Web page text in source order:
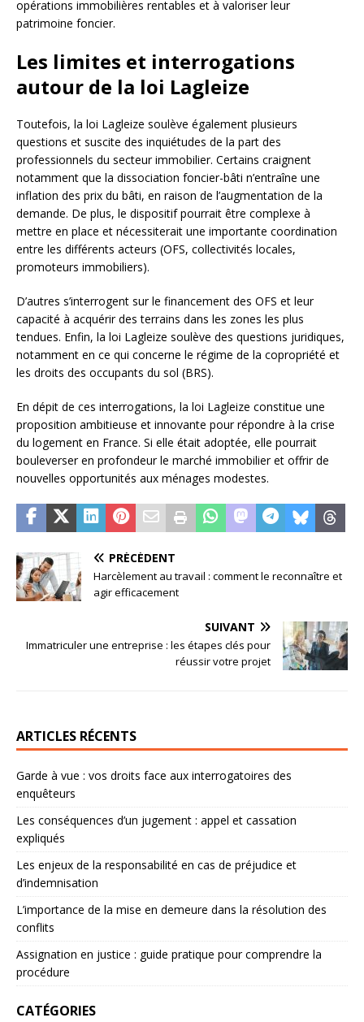
opérations immobilières rentables et à valoriser leur
patrimoine foncier.
Les limites et interrogations
autour de la loi Lagleize
Toutefois, la loi Lagleize soulève également plusieurs
questions et suscite des inquiétudes de la part des
professionnels du secteur immobilier. Certains craignent
notamment que la dissociation foncier-bâti n’entraîne une
inflation des prix du bâti, en raison de l’augmentation de la
demande. De plus, le dispositif pourrait être complexe à
mettre en place et nécessiterait une importante coordination
entre les différents acteurs (OFS, collectivités locales,
promoteurs immobiliers).
D’autres s’interrogent sur le financement des OFS et leur
capacité à acquérir des terrains dans les zones les plus
tendues. Enfin, la loi Lagleize soulève des questions juridiques,
notamment en ce qui concerne le régime de la copropriété et
les droits des occupants du sol (BRS).
En dépit de ces interrogations, la loi Lagleize constitue une
proposition ambitieuse et innovante pour répondre à la crise
du logement en France. Si elle était adoptée, elle pourrait
bouleverser en profondeur le marché immobilier et offrir de
nouvelles opportunités aux ménages modestes.
PRÉCÉDENT
Harcèlement au travail : comment le reconnaître et
agir efficacement
SUIVANT
Immatriculer une entreprise : les étapes clés pour
réussir votre projet
ARTICLES RÉCENTS
Garde à vue : vos droits face aux interrogatoires des
enquêteurs
Les conséquences d’un jugement : appel et cassation
expliqués
Les enjeux de la responsabilité en cas de préjudice et
d’indemnisation
L’importance de la mise en demeure dans la résolution des
conflits
Assignation en justice : guide pratique pour comprendre la
procédure
CATÉGORIES